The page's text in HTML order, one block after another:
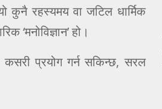
कुनै रहस्यमय वा जटिल धार्मिक
‘मनोविज्ञान’ हो।
प्रयोग गर्न सकिन्छ, सरल